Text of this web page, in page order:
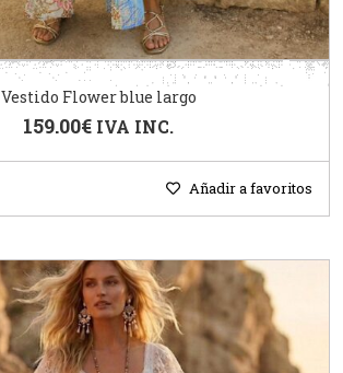
Vestido Flower blue largo
159.00€ IVA INC.
Añadir a favoritos